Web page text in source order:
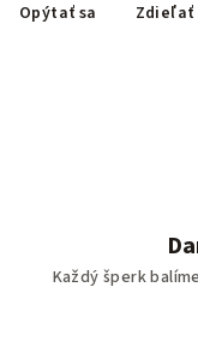
Opýtať sa Zdieľať
Každý šperk